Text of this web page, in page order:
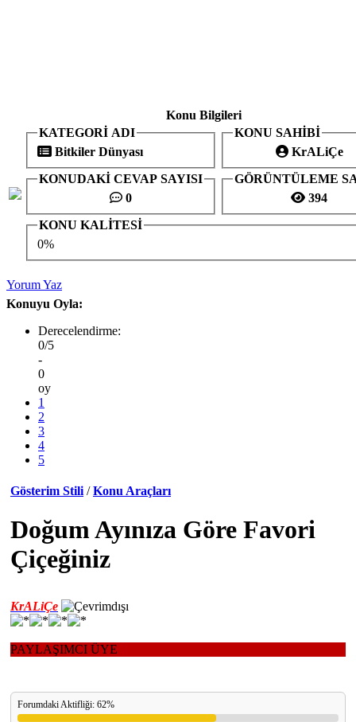
Konu Bilgileri
KATEGORİ ADI
Bitkiler Dünyası
KONU SAHİBİ
KrALiÇe
KONUDAKİ CEVAP SAYISI
0
GÖRÜNTÜLEME
394
KONU KALİTESİ
0%
Yorum Yaz
Konuyu Oyla:
Derecelendirme:
0/5
-
0
oy
1
2
3
4
5
Gösterim Stili / Konu Araçları
Doğum Ayınıza Göre Favori
Çiçeğiniz
KrALiÇe
PAYLAŞIMCI ÜYE
Forumdaki Aktifliği: 62%